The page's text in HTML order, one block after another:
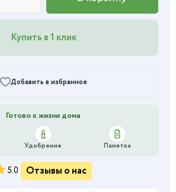
Купить в 1 клик
Добавить в избранное
Готово к жизни дома
Удобрение Памятка
5.0 Отзывы о нас